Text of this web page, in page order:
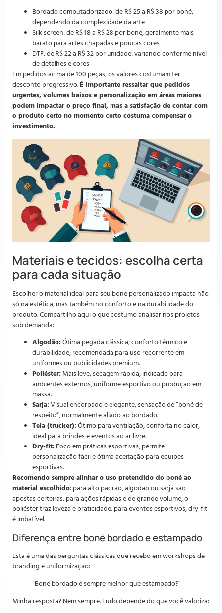
Bordado computadorizado: de R$ 25 a R$ 38 por boné,
dependendo da complexidade da arte
Silk screen: de R$ 18 a R$ 28 por boné, geralmente mais
barato para artes chapadas e poucas cores
DTF: de R$ 22 a R$ 32 por unidade, variando conforme nível
de detalhes e cores
Em pedidos acima de 100 peças, os valores costumam ter
desconto progressivo. É importante ressaltar que pedidos
urgentes, volumes baixos e personalização em áreas maiores
podem impactar o preço final, mas a satisfação de contar com
o produto certo no momento certo costuma compensar o
investimento.
Materiais e tecidos: escolha certa
para cada situação
Escolher o material ideal para seu boné personalizado impacta não
só na estética, mas também no conforto e na durabilidade do
produto. Compartilho aqui o que costumo analisar nos projetos
sob demanda:
Algodão: Ótima pegada clássica, conforto térmico e
durabilidade, recomendada para uso recorrente em
uniformes ou publicidades premium.
Poliéster: Mais leve, secagem rápida, indicado para
ambientes externos, uniforme esportivo ou produção em
massa.
Sarja: Visual encorpado e elegante, sensação de “boné de
respeito”, normalmente aliado ao bordado.
Tela (trucker): Ótimo para ventilação, conforta no calor,
ideal para brindes e eventos ao ar livre.
Dry-fit: Foco em práticas esportivas, permite
personalização fácil e ótima aceitação para equipes
esportivas.
Recomendo sempre alinhar o uso pretendido do boné ao
material escolhido: para alto padrão, algodão ou sarja são
apostas certeiras; para ações rápidas e de grande volume, o
poliéster traz leveza e praticidade; para eventos esportivos, dry-fit
é imbatível.
Diferença entre boné bordado e estampado
Esta é uma das perguntas clássicas que recebo em workshops de
branding e uniformização:
“Boné bordado é sempre melhor que estampado?”
Minha resposta? Nem sempre. Tudo depende do que você valoriza: